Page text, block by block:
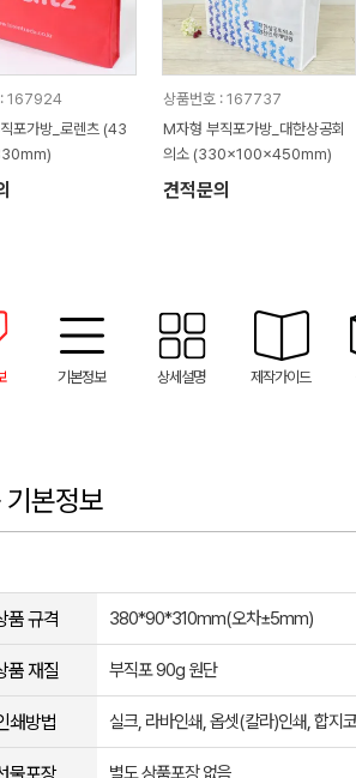
: 167924
포가방_로렌츠 (43
상품번호 : 167737
M자형 부직포가방_대한상공회
의소 (330x100x450mm)
견적문의
기본정보 상세설명 제작가이드
기본정보
품 규격 380*90*310mm(오차±5mm)
품 재질 부직포 90g 원단
쇄방법 실크, 라바인쇄, 옵셋(칼라)인쇄, 합지
물포장 별도 상품포장 없음